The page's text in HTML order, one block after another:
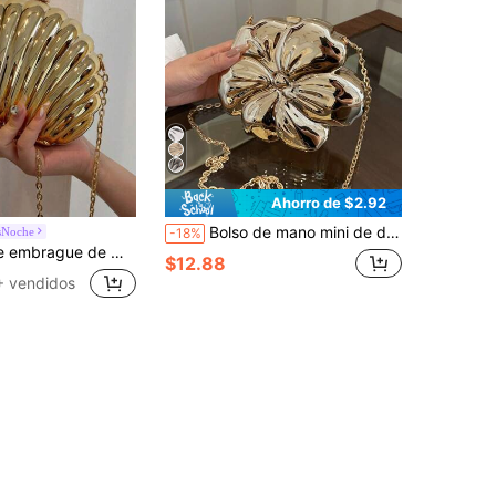
salida, cita, compras y otras ocasiones de mujeres, cartera elegante con forma de concha, perfecta para fiesta, boda, cena formal y banquete, se puede combinar con vestido de novia, vestido formal, vestido de baile y atuendo de cumpleaños.
vendidos
Ahorro de $2.92
-18% Bolso de mano mini de diseño floral de ABS brillante de lujo, bolso de hombro con cadena de cuentas de metal, regalo encantador para fiestas para mujeres, adecuado para citas, compras, salidas, viajes diarios, diseño de nicho de moda, bolso de mujer, regalo del Día de San Valentín, bolso floral exquisito
$12.88